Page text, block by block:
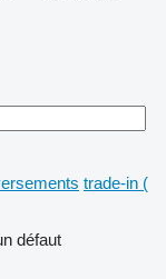
trade-in (
défaut